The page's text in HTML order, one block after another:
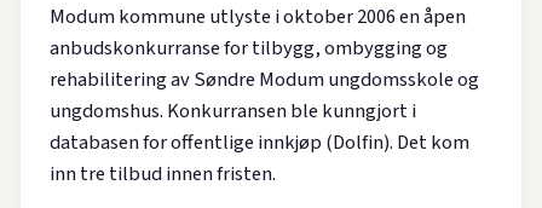
Modum kommune utlyste i oktober 2006 en åpen
anbudskonkurranse for tilbygg, ombygging og
rehabilitering av Søndre Modum ungdomsskole og
ungdomshus. Konkurransen ble kunngjort i
databasen for offentlige innkjøp (Dolfin). Det kom
inn tre tilbud innen fristen.